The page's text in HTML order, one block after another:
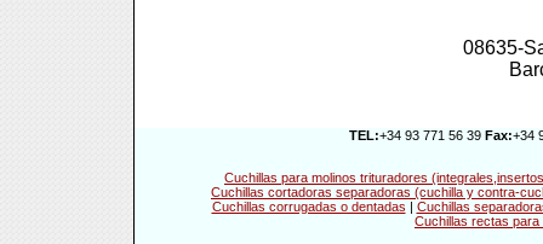
08635-
TEL:+34 93 771 56 39 Fax:+34
Cuchillas para molinos trituradores
Cuchillas cortadoras separadoras (cuchilla y contra-
Cuchillas corrugadas o dentadas | Cuchillas
Cuchillas rectas